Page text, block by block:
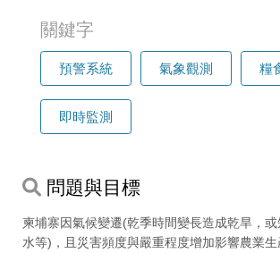
關鍵字
預警系統 氣象觀測 糧
即時監測
問題與目標
柬埔寨因氣候變遷(乾季時間變長造成乾旱，
水等)，且災害頻度與嚴重程度增加影響農業